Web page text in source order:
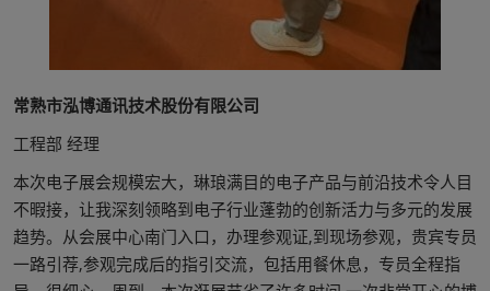
常熟市泓博通讯技术股份有限公司
工程部 经理
本次电子展会规模宏大，琳琅满目的电子产品与前沿技术令人目
不暇接，让我深刻领略到电子行业蓬勃的创新活力与多元的发展
趋势。从会展中心南门入口，办理参观证,到现场参观，贵宾专员
一路引荐,参观完成后的指引交流，包括用餐休息，专员全程指